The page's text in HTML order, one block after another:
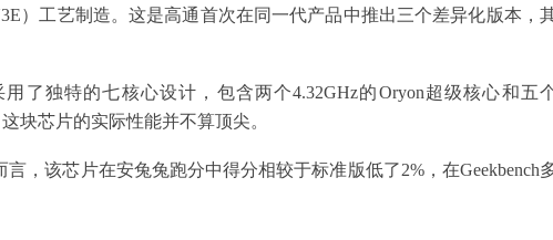
）工艺制造。这是高通首次在同一代产品中推出三个差异化版本，
了独特的七核心设计，包含两个4.32GHz的Oryon超级核心和五
块芯片的实际性能并不算顶尖。
，该芯片在安兔兔跑分中得分相较于标准版低了2%，在Geekbench